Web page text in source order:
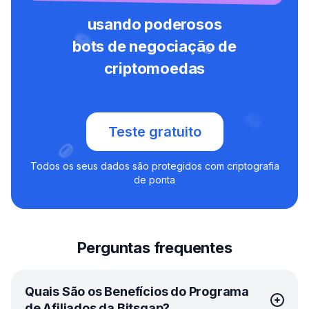
usando poderosos
bots de negociação de
criptomoedas
Teste gratuito
Todos os seus dados são protegidos com criptografia
de ponta
Perguntas frequentes
Quais São os Benefícios do Programa